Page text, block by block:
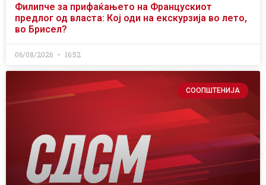
Филипче за прифаќањето на Францускиот
предлог од власта: Кој оди на екскурзија во лето,
во Брисел?
06/08/2026 16:52
СООПШТЕНИЈА